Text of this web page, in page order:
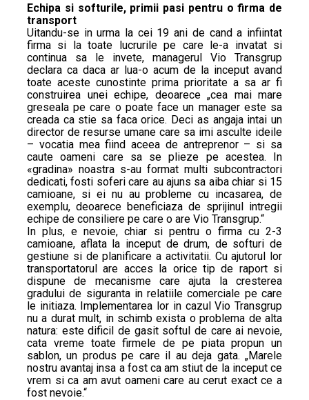
Echipa si softurile, primii pasi pentru o firma de
transport
Uitandu-se in urma la cei 19 ani de cand a infiintat
firma si la toate lucrurile pe care le-a invatat si
continua sa le invete, managerul Vio Transgrup
declara ca daca ar lua-o acum de la inceput avand
toate aceste cunostinte prima prioritate a sa ar fi
construirea unei echipe, deoarece „cea mai mare
greseala pe care o poate face un manager este sa
creada ca stie sa faca orice. Deci as angaja intai un
director de resurse umane care sa imi asculte ideile
– vocatia mea fiind aceea de antreprenor – si sa
caute oameni care sa se plieze pe acestea. In
«gradina» noastra s-au format multi subcontractori
dedicati, fosti soferi care au ajuns sa aiba chiar si 15
camioane, si ei nu au probleme cu incasarea, de
exemplu, deoarece beneficiaza de sprijinul intregii
echipe de consiliere pe care o are Vio Transgrup.“
In plus, e nevoie, chiar si pentru o firma cu 2-3
camioane, aflata la inceput de drum, de softuri de
gestiune si de planificare a activitatii. Cu ajutorul lor
transportatorul are acces la orice tip de raport si
dispune de mecanisme care ajuta la cresterea
gradului de siguranta in relatiile comerciale pe care
le initiaza. Implementarea lor in cazul Vio Transgrup
nu a durat mult, in schimb exista o problema de alta
natura: este dificil de gasit softul de care ai nevoie,
cata vreme toate firmele de pe piata propun un
sablon, un produs pe care il au deja gata. „Marele
nostru avantaj insa a fost ca am stiut de la inceput ce
vrem si ca am avut oameni care au cerut exact ce a
fost nevoie.“